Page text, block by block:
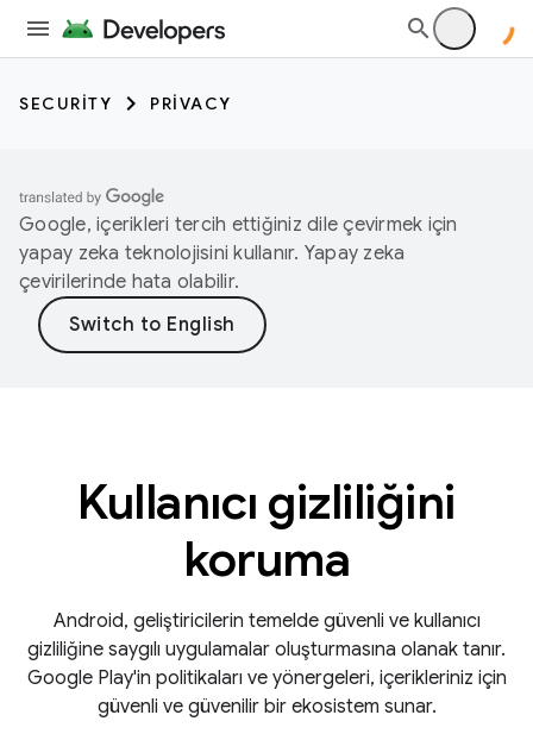
SECURITY PRIVACY
Google, içerikleri tercih ettiğiniz dile çevirmek için
yapay zeka teknolojisini kullanır. Yapay zeka
çevirilerinde hata olabilir.
Kullanıcı gizliliğini
koruma
Android, geliştiricilerin temelde güvenli ve kullanıcı
gizliliğine saygılı uygulamalar oluşturmasına olanak tanır.
Google Play'in politikaları ve yönergeleri, içerikleriniz için
güvenli ve güvenilir bir ekosistem sunar.